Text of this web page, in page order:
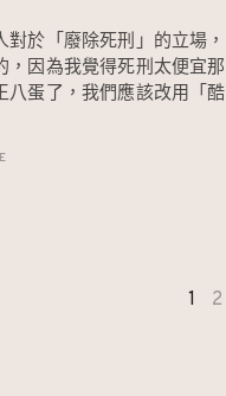
對於「廢除死刑」的立場，
，因為我覺得死刑太便宜那
八蛋了，我們應該改用「酷
1 2